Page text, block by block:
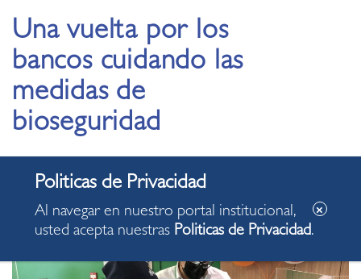
Una vuelta por los
bancos cuidando las
medidas de
bioseguridad
25.10.2021
Al navegar en nuestro portal institucional,
usted acepta nuestras Politicas de Privacidad.